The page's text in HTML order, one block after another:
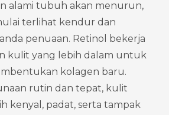
alami tubuh akan menurun,
terlihat kendur dan
penuaan. Retinol bekerja
kulit yang lebih dalam untuk
kolagen baru.
rutin dan tepat, kulit
kenyal, padat, serta tampak